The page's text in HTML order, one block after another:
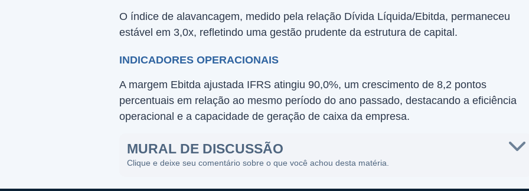
O índice de alavancagem, medido pela relação Dívida Líquida/Ebitda, permaneceu
estável em 3,0x, refletindo uma gestão prudente da estrutura de capital.
INDICADORES OPERACIONAIS
A margem Ebitda ajustada IFRS atingiu 90,0%, um crescimento de 8,2 pontos
percentuais em relação ao mesmo período do ano passado, destacando a eficiência
operacional e a capacidade de geração de caixa da empresa.
MURAL DE DISCUSSÃO
Clique e deixe seu comentário sobre o que você achou desta matéria.